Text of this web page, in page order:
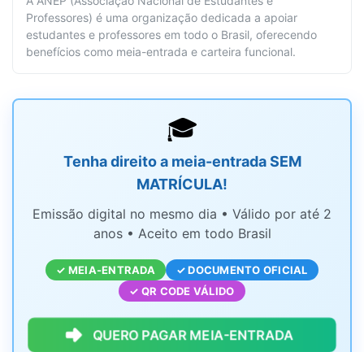
Professores) é uma organização dedicada a apoiar
estudantes e professores em todo o Brasil, oferecendo
benefícios como meia-entrada e carteira funcional.
🎓
Tenha direito a meia-entrada SEM
MATRÍCULA!
Emissão digital no mesmo dia • Válido por até 2
anos • Aceito em todo Brasil
✓ MEIA-ENTRADA
✓ DOCUMENTO OFICIAL
✓ QR CODE VÁLIDO
QUERO PAGAR MEIA-ENTRADA